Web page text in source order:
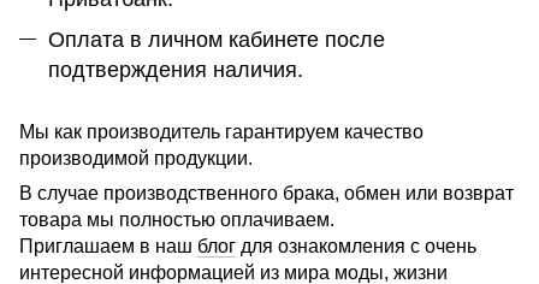
Оплата в личном кабинете после
подтверждения наличия.
Мы как производитель гарантируем качество
производимой продукции.
В случае производственного брака, обмен или возврат
товара мы полностью оплачиваем.
Приглашаем в наш блог для ознакомления с очень
интересной информацией из мира моды, жизни